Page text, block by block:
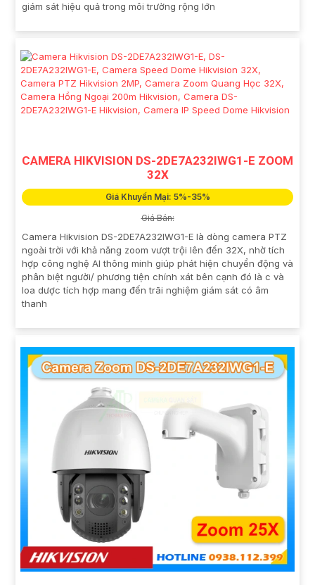
giám sát hiệu quả trong môi trường rộng lớn
CAMERA HIKVISION DS-2DE7A232IWG1-E ZOOM
32X
Giá Khuyến Mại: 5%-35%
Giá Bán:
Camera Hikvision DS-2DE7A232IWG1-E là dòng camera PTZ
ngoài trời với khả năng zoom vượt trội lên đến 32X, nhờ tích
hợp công nghệ AI thông minh giúp phát hiện chuyển động và
phân biệt người/ phương tiện chính xát bên cạnh đó là c và
loa dược tích hợp mang đến trãi nghiệm giám sát có âm
thanh